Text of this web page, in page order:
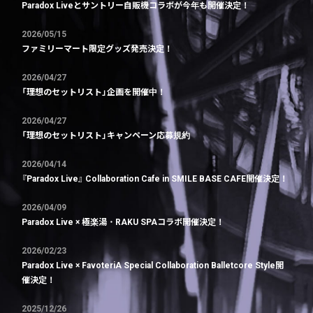
Paradox Liveとサントリー自販機コラボが今年も開催決定！
2026/05/15
ファミリーマート限定グッズ発売決定！
2026/04/27
「理想のセットリスト」企画を開催中！
2026/04/27
「理想のセットリスト」キャンペーン応募規約
2026/04/14
『Paradox Live』 Collaboration Cafe in SMILE BASE CAFE開催決定！
2026/04/09
Paradox Live × 極楽湯・RAKU SPAコラボ開催決定！
2026/02/23
Paradox Live × FavoteriA Special Collaboration Balletcore Style開
催決定！
2025/12/26